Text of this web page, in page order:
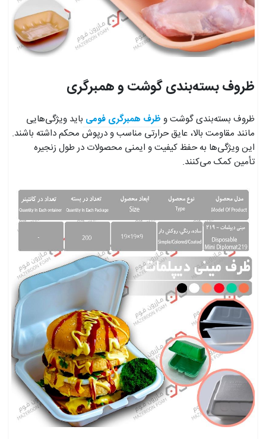
ظروف بسته‌بندی گوشت و همبرگری
ظروف بسته‌بندی گوشت و ظرف همبرگری فومی باید ویژگی‌هایی
مانند مقاومت بالا، عایق حرارتی مناسب و درپوش محکم داشته باشند.
این ویژگی‌ها به حفظ کیفیت و ایمنی محصولات در طول زنجیره
تأمین کمک می‌کنند.